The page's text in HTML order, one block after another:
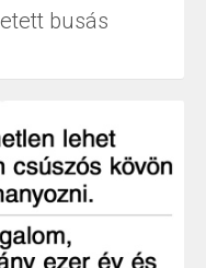
busás